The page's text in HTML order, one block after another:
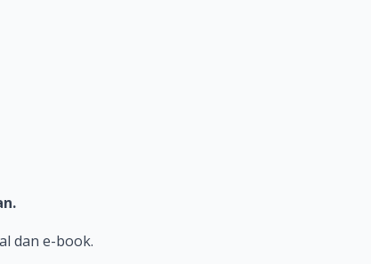
dan e-book.